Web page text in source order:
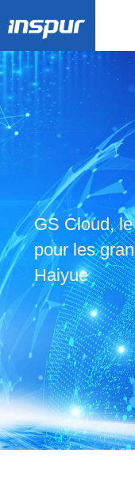
GS Cloud,
pour les
Haiyue